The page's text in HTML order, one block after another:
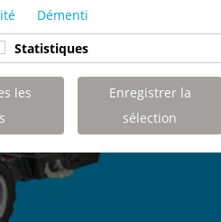
Démenti
Statistiques
les
Enregistrer la
sélection